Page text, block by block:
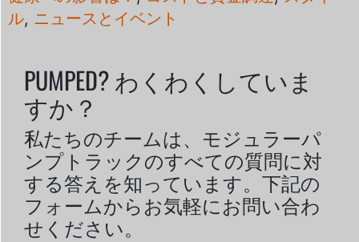
ル, ニュースとイベント
PUMPED? わくわくしていま
すか？
私たちのチームは、モジュラーパ
ンプトラックのすべての質問に対
する答えを知っています。下記の
フォームからお気軽にお問い合わ
せください。